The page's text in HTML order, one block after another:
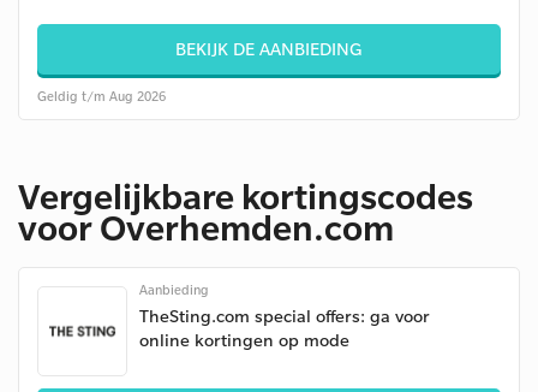
BEKIJK DE AANBIEDING
Geldig t/m Aug 2026
Vergelijkbare kortingscodes
voor Overhemden.com
Aanbieding
TheSting.com special offers: ga voor
online kortingen op mode